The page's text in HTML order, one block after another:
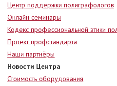
Центр поддержки полиграфологов
Онлайн семинары
Кодекс профессиональной этики
Проект профстандарта
Наши партнёры
Новости Центра
Стоимость оборудования